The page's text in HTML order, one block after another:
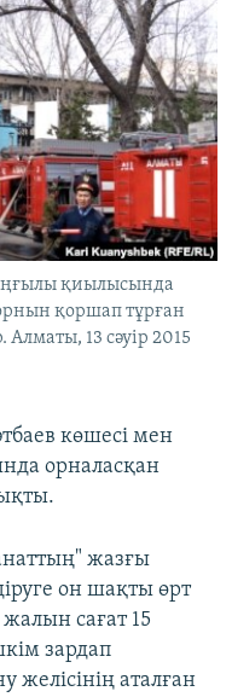
қиылысында
қоршап тұрған
13 сәуір 2015
көшесі мен
орналасқан
жазғы
он шақты өрт
сағат 15
зардап
желісінің аталған